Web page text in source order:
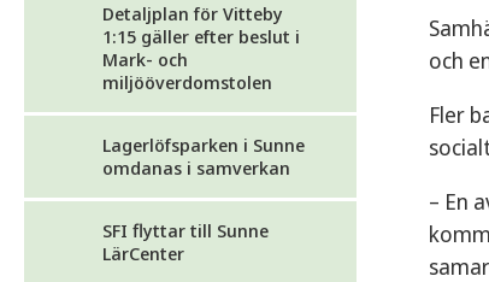
Detaljplan för Vitteby
1:15 gäller efter beslut i
Mark- och
miljööverdomstolen
Lagerlöfsparken i Sunne
omdanas i samverkan
SFI flyttar till Sunne
LärCenter
och
Fler
– En